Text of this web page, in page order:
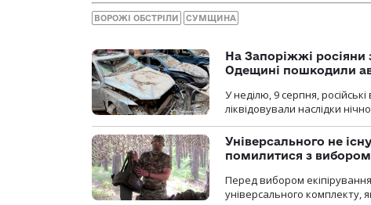
ВОРОЖІ ОБСТРІЛИ СУМЩИНА
На Запоріжжі росіяни
Одещині пошкодили
У неділю, 9 серпня,
ліквідовували наслідки
Універсального не
помилитися з
Перед вибором
універсального комплекту,